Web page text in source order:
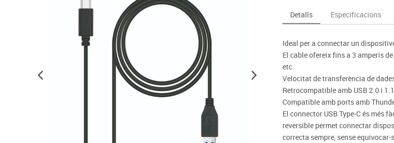
Complements d'oficina
Plastificació, enquadernació i destrucció
Informàtica
Construccions
Espais exteriors
Psicomotricitat
Jocs simbòlics
Mobiliari tecnològic
Monitors interactius
Videoprojecció
Taules escolars, abatibles i
Penjadors, prestatges i
Detalls Especificacions
Ideal per a connectar un
El cable ofereix fins a 3 amperis
etc.
Velocitat de transferència de
Retrocompatible amb USB 2.0 i 1.1
Compatible amb ports amb
El connector USB Type-C és més
reversible permet connectar
correcta sempre, sense